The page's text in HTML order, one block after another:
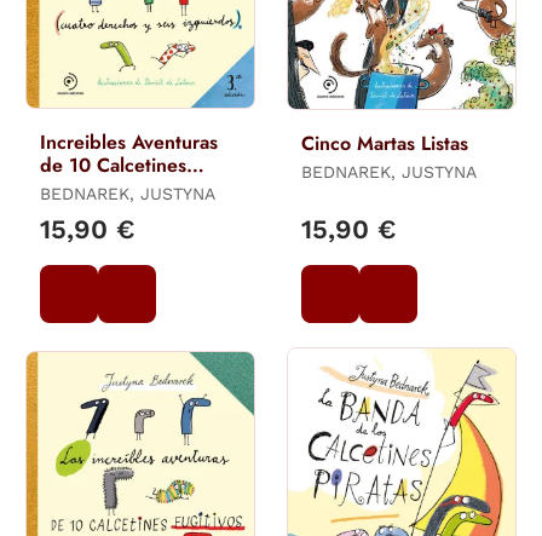
Increibles Aventuras
de 10 Calcetines
Fugitivos, L
BEDNAREK, JUSTYNA
15,90 €
Cinco Martas Listas
BEDNAREK, JUSTYNA
15,90 €